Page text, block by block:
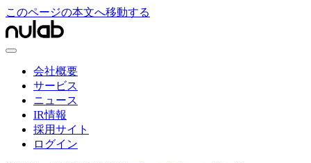
このページの本文へ移動する
会社概要
サービス
ニュース
IR情報
採用サイト
ログイン